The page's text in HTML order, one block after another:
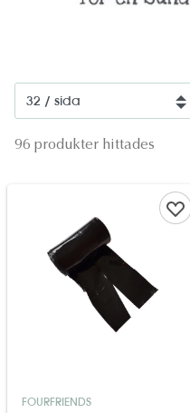
96 produkter hittades
FOURFRIENDS